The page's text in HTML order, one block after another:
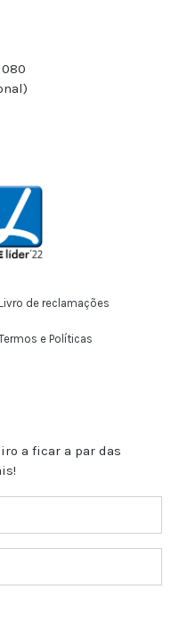
080
Livro de reclamações
e Políticas
a ficar a par das